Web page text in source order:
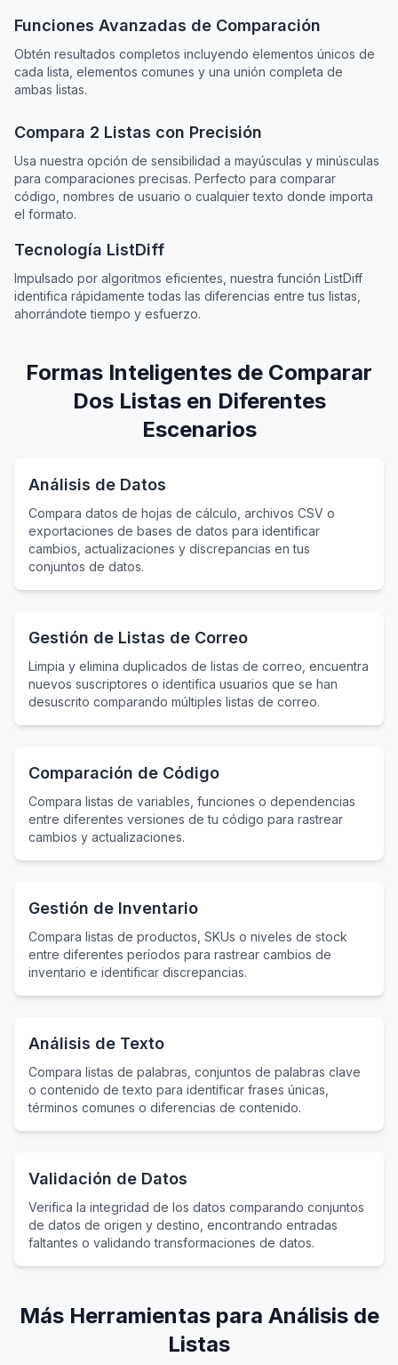
Funciones Avanzadas de Comparación
Obtén resultados completos incluyendo elementos únicos de
cada lista, elementos comunes y una unión completa de
ambas listas.
Compara 2 Listas con Precisión
Usa nuestra opción de sensibilidad a mayúsculas y minúsculas
para comparaciones precisas. Perfecto para comparar
código, nombres de usuario o cualquier texto donde importa
el formato.
Tecnología ListDiff
Impulsado por algoritmos eficientes, nuestra función ListDiff
identifica rápidamente todas las diferencias entre tus listas,
ahorrándote tiempo y esfuerzo.
Formas Inteligentes de Comparar
Dos Listas en Diferentes
Escenarios
Análisis de Datos
Compara datos de hojas de cálculo, archivos CSV o
exportaciones de bases de datos para identificar
cambios, actualizaciones y discrepancias en tus
conjuntos de datos.
Gestión de Listas de Correo
Limpia y elimina duplicados de listas de correo, encuentra
nuevos suscriptores o identifica usuarios que se han
desuscrito comparando múltiples listas de correo.
Comparación de Código
Compara listas de variables, funciones o dependencias
entre diferentes versiones de tu código para rastrear
cambios y actualizaciones.
Gestión de Inventario
Compara listas de productos, SKUs o niveles de stock
entre diferentes períodos para rastrear cambios de
inventario e identificar discrepancias.
Análisis de Texto
Compara listas de palabras, conjuntos de palabras clave
o contenido de texto para identificar frases únicas,
términos comunes o diferencias de contenido.
Validación de Datos
Verifica la integridad de los datos comparando conjuntos
de datos de origen y destino, encontrando entradas
faltantes o validando transformaciones de datos.
Más Herramientas para Análisis de
Listas